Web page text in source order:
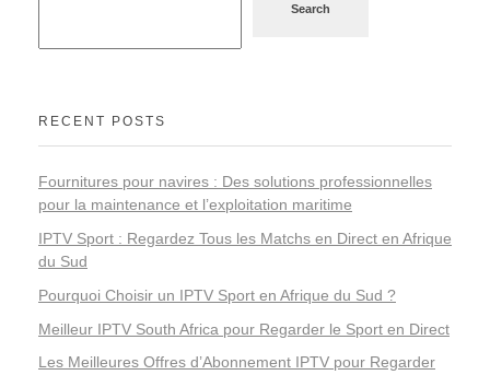
Search
RECENT POSTS
Fournitures pour navires : Des solutions professionnelles
pour la maintenance et l’exploitation maritime
IPTV Sport : Regardez Tous les Matchs en Direct en Afrique
du Sud
Pourquoi Choisir un IPTV Sport en Afrique du Sud ?
Meilleur IPTV South Africa pour Regarder le Sport en Direct
Les Meilleures Offres d’Abonnement IPTV pour Regarder